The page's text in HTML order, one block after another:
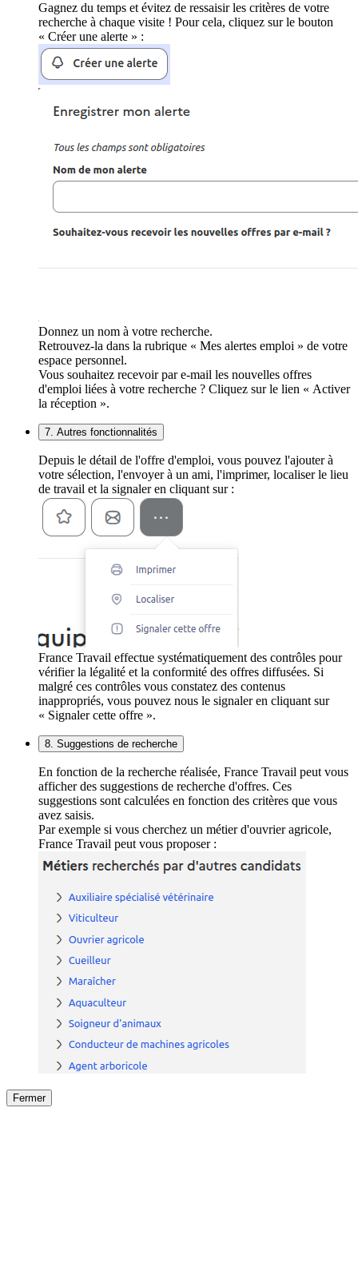
Gagnez du temps et évitez de ressaisir les critères de votre
recherche à chaque visite ! Pour cela, cliquez sur le bouton
« Créer une alerte » :
Donnez un nom à votre recherche.
Retrouvez-la dans la rubrique « Mes alertes emploi » de votre
espace personnel.
Vous souhaitez recevoir par e-mail les nouvelles offres
d'emploi liées à votre recherche ? Cliquez sur le lien « Activer
la réception ».
7. Autres fonctionnalités
Depuis le détail de l'offre d'emploi, vous pouvez l'ajouter à
votre sélection, l'envoyer à un ami, l'imprimer, localiser le lieu
de travail et la signaler en cliquant sur :
France Travail effectue systématiquement des contrôles pour
vérifier la légalité et la conformité des offres diffusées. Si
malgré ces contrôles vous constatez des contenus
inappropriés, vous pouvez nous le signaler en cliquant sur
« Signaler cette offre ».
8. Suggestions de recherche
En fonction de la recherche réalisée, France Travail peut vous
afficher des suggestions de recherche d'offres. Ces
suggestions sont calculées en fonction des critères que vous
avez saisis.
Par exemple si vous cherchez un métier d'ouvrier agricole,
France Travail peut vous proposer :
Fermer